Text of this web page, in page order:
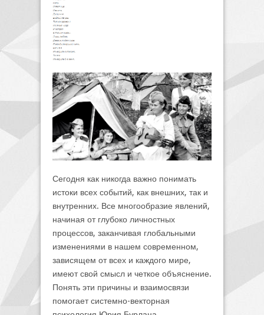
Сегодня как никогда важно понимать
истоки всех событий, как внешних, так и
внутренних. Все многообразие явлений,
начиная от глубоко личностных
процессов, заканчивая глобальными
изменениями в нашем современном,
зависящем от всех и каждого мире,
имеют свой смысл и четкое объяснение.
Понять эти причины и взаимосвязи
помогает системно-векторная